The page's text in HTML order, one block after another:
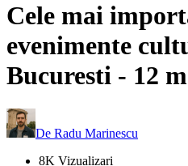
Cele mai
evenimente
Bucuresti - 12
De Radu Marinescu
8K Vizualizari